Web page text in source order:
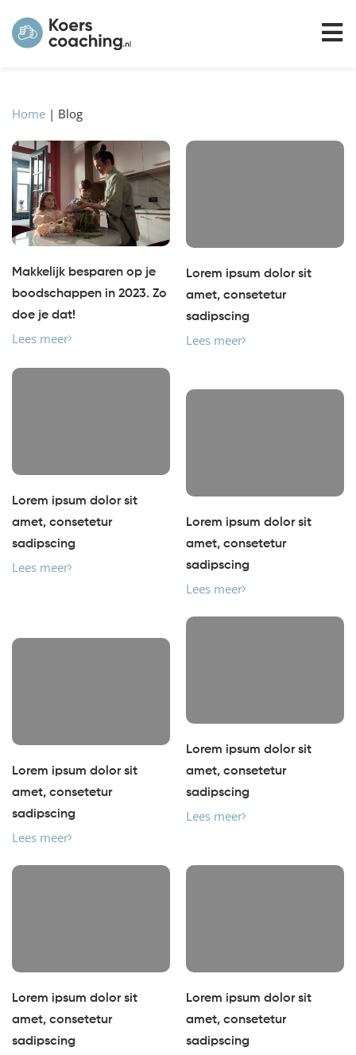
Home | Blog
Makkelijk besparen op je
boodschappen in 2023. Zo
doe je dat!
Lees meer
Lorem ipsum dolor sit
amet, consetetur
sadipscing
Lees meer
Lorem ipsum dolor sit
amet, consetetur
sadipscing
Lees meer
Lorem ipsum dolor sit
amet, consetetur
sadipscing
Lees meer
Lorem ipsum dolor sit
amet, consetetur
sadipscing
Lees meer
Lorem ipsum dolor sit
amet, consetetur
sadipscing
Lees meer
Lorem ipsum dolor sit
amet, consetetur
sadipscing
Lorem ipsum dolor sit
amet, consetetur
sadipscing